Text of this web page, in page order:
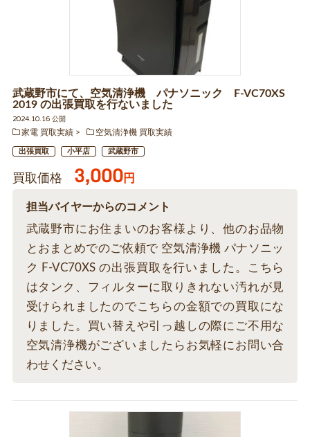
武蔵野市にて、空気清浄機 パナソニック F-VC70XS
2019 の出張買取を行ないました
2024.10.16 公開
家電 買取実績
空気清浄機 買取実績
出張買取 小平店 武蔵野市
買取価格 3,000円
担当バイヤーからのコメント
武蔵野市にお住まいのお客様より、他のお品物
とおまとめでのご依頼で 空気清浄機 パナソニッ
ク F-VC70XS の出張買取を行いました。こちら
はタンク、フィルターに取りきれない汚れが見
受けられましたのでこちらの金額での買取にな
りました。買い替えや引っ越しの際にご不用な
空気清浄機がございましたらお気軽にお問い合
わせください。